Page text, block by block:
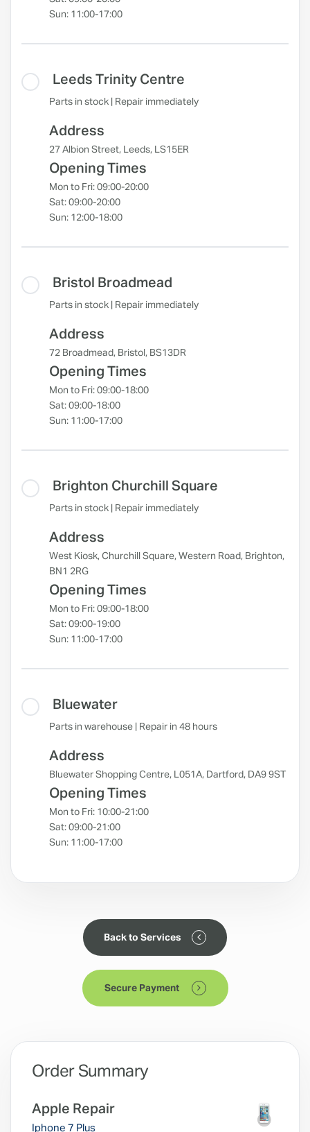
Sun: 11:00-17:00
Leeds Trinity Centre
Parts in stock | Repair immediately
Address
27 Albion Street, Leeds, LS15ER
Opening Times
Mon to Fri: 09:00-20:00
Sat: 09:00-20:00
Sun: 12:00-18:00
Bristol Broadmead
Parts in stock | Repair immediately
Address
72 Broadmead, Bristol, BS13DR
Opening Times
Mon to Fri: 09:00-18:00
Sat: 09:00-18:00
Sun: 11:00-17:00
Brighton Churchill Square
Parts in stock | Repair immediately
Address
West Kiosk, Churchill Square, Western Road, Brighton,
BN1 2RG
Opening Times
Mon to Fri: 09:00-18:00
Sat: 09:00-19:00
Sun: 11:00-17:00
Bluewater
Parts in warehouse | Repair in 48 hours
Address
Bluewater Shopping Centre, L051A, Dartford, DA9 9ST
Opening Times
Mon to Fri: 10:00-21:00
Sat: 09:00-21:00
Sun: 11:00-17:00
Back to Services
Secure Payment
Order Summary
Apple Repair
Iphone 7 Plus